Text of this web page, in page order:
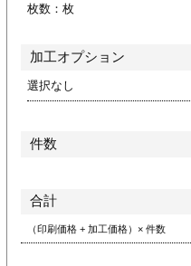
リーブ
枚数： 枚
加工オプション
選択なし
件数
合計
（印刷価格 + 加工価格）× 件数